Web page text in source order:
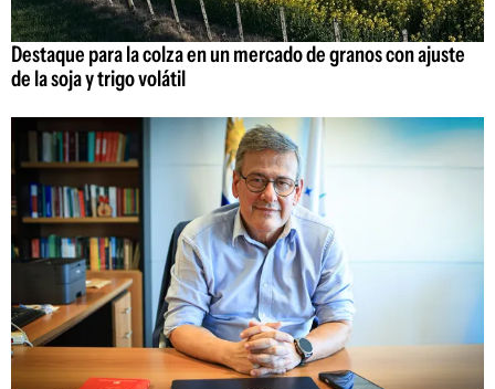
Destaque para la colza en un mercado de granos con ajuste
de la soja y trigo volátil